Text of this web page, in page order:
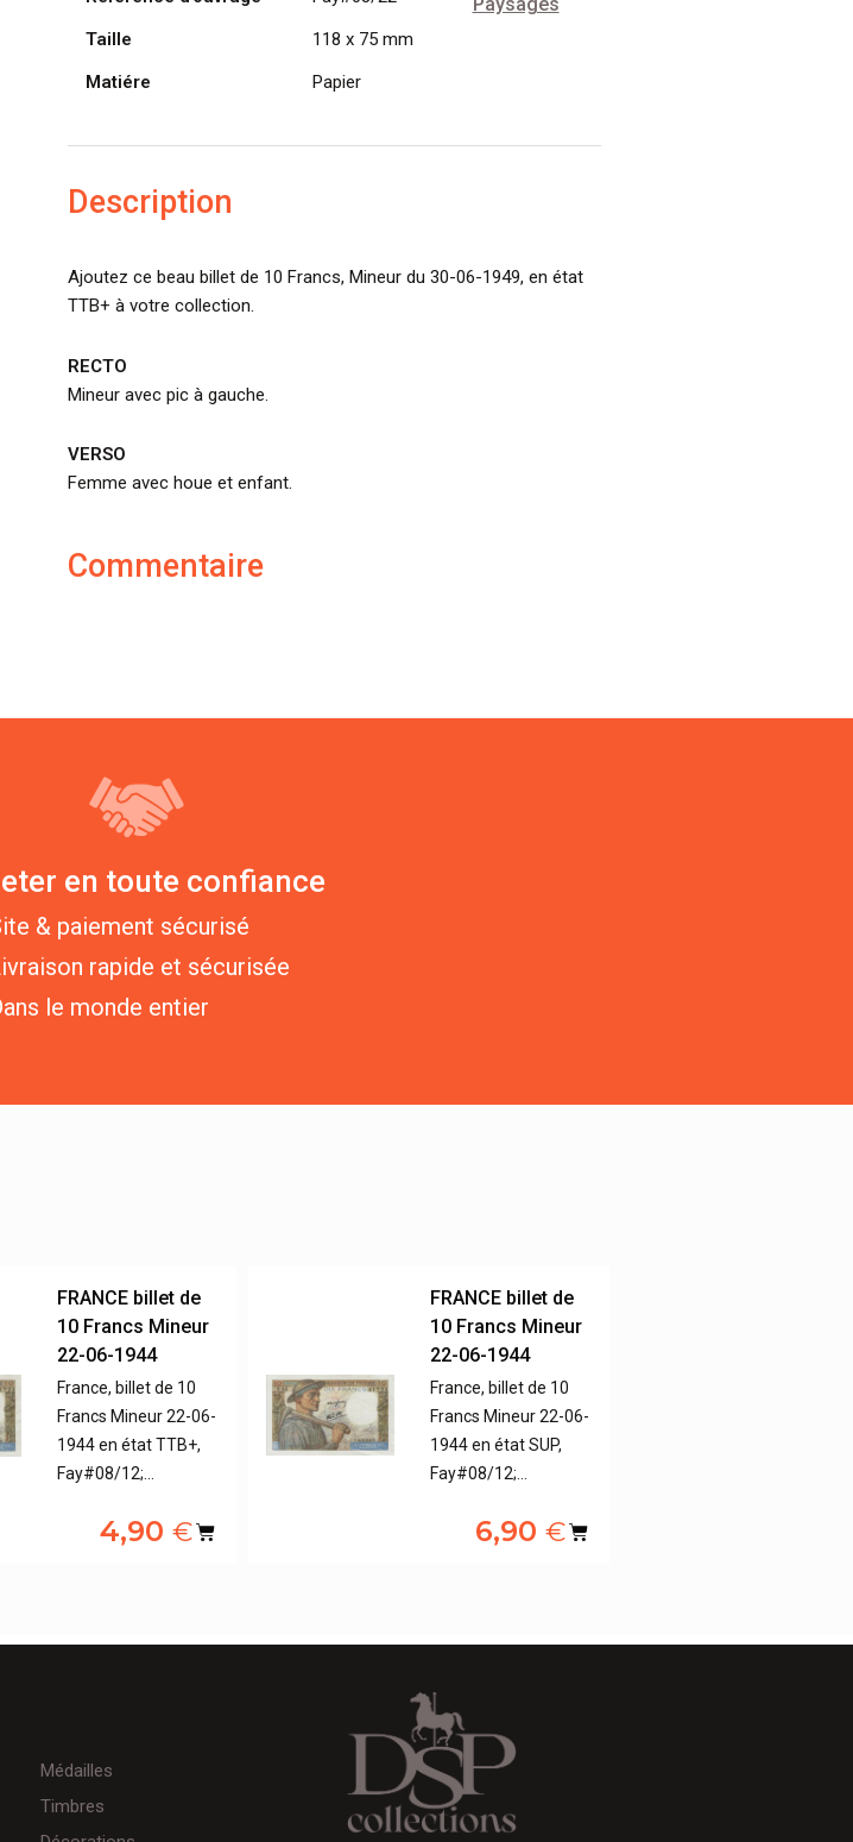
Taille
118 x 75 mm
Matiére
Papier
Description
Ajoutez ce beau billet de 10 Francs, Mineur du 30-06-1949, en état
TTB+ à votre collection.
RECTO
Mineur avec pic à gauche.
VERSO
Femme avec houe et enfant.
Commentaire
en toute confiance
& paiement sécurisé
rapide et sécurisée
le monde entier
FRANCE billet de
10 Francs Mineur
22-06-1944
France, billet de 10
Francs Mineur 22-06-
1944 en état TTB+,
Fay#08/12;…
4,90 €
FRANCE billet de
10 Francs Mineur
22-06-1944
France, billet de 10
Francs Mineur 22-06-
1944 en état SUP,
Fay#08/12;…
6,90 €
Médailles
Timbres